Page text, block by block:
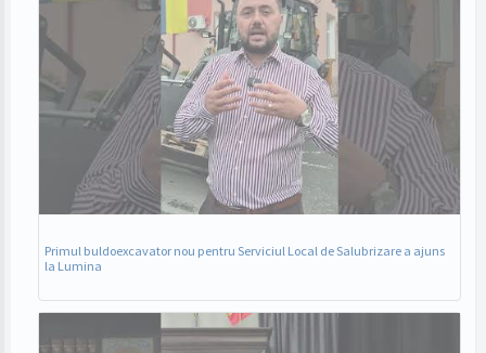
Primul buldoexcavator nou pentru Serviciul Local de Salubrizare a ajuns
la Lumina